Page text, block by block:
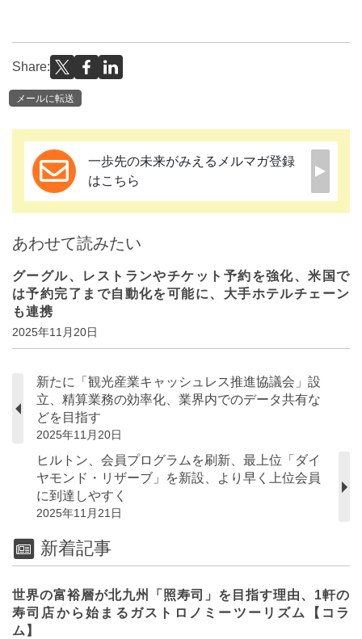
Share:
メールに転送
一歩先の未来がみえるメルマガ登録
はこちら
あわせて読みたい
グーグル、レストランやチケット予約を強化、米国で
は予約完了まで自動化を可能に、大手ホテルチェーン
も連携
2025年11月20日
新たに「観光産業キャッシュレス推進協議会」設
立、精算業務の効率化、業界内でのデータ共有な
どを目指す
2025年11月20日
ヒルトン、会員プログラムを刷新、最上位「ダイ
ヤモンド・リザーブ」を新設、より早く上位会員
に到達しやすく
2025年11月21日
新着記事
世界の富裕層が北九州「照寿司」を目指す理由、1軒の
寿司店から始まるガストロノミーツーリズム【コラ
ム】